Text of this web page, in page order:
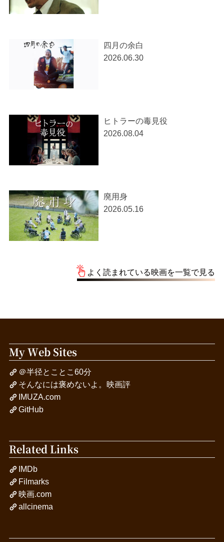
四月の余白
2026.06.30
ヒトラーの毒見役
2026.08.04
廃用身
2026.05.16
よく読まれている映画を一覧で見る
My Web Sites
＠半径とことこ60分
そんなには褒めないよ。映画評
IMUZA.com
GitHub
Related Links
IMDb
Filmarks
映画.com
allcinema